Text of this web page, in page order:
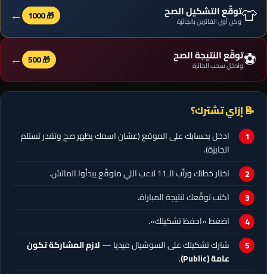
👕توقّع التشكيل الصح
وكن أول الفائزين بالجائزة 🎁 1000
←
⚽توقّع النتيجة الصح
وادخل سحب الجائزة 🎁 500
←
📝 إزاي تشترك؟
ادخل بحسابك على الموقع (عشان اسمك يظهر صح وتقدر تستلم
الجايزة).
اختار خطتك ورتّب الـ11 لاعب اللي متوقّع يبدأوا الماتش.
اكتب توقّعك لنتيجة المباراة.
اضغط «احفظ تشكيلك».
شارك تشكيلك على السوشيال ميديا —لازم المشاركة تكون
عامة (Public)
.